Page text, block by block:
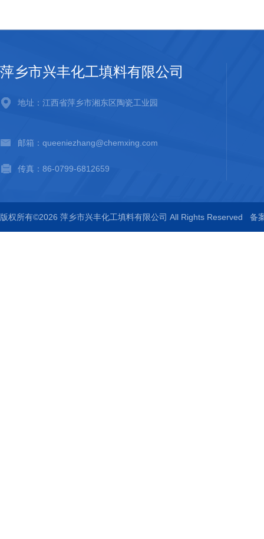
萍乡市兴丰化工填料有限公司
地址：江西省萍乡市湘东区陶瓷工业园
邮箱：queeniezhang@chemxing.com
传真：86-0799-6812659
版权所有©2026 萍乡市兴丰化工填料有限公司 All Rights Reserved 备